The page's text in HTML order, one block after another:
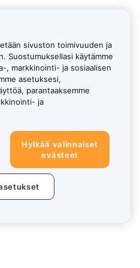
sivuston toimivuuden ja
Suostumuksellasi käytämme
, markkinointi- ja sosiaalisen
asetuksesi,
parantaaksemme
ja
Hylkää valinnaiset
evästeet